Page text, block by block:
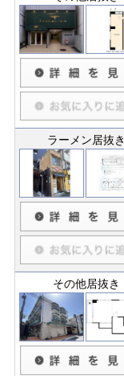
ラーメン居抜き
その他居抜き